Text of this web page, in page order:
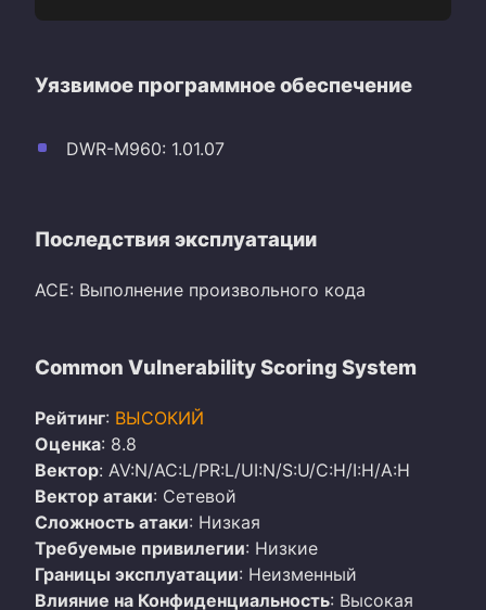
Уязвимое программное обеспечение
DWR-M960: 1.01.07
Последствия эксплуатации
ACE: Выполнение произвольного кода
Common Vulnerability Scoring System
Рейтинг: ВЫСОКИЙ
Оценка: 8.8
Вектор: AV:N/AC:L/PR:L/UI:N/S:U/C:H/I:H/A:H
Вектор атаки: Сетевой
Сложность атаки: Низкая
Требуемые привилегии: Низкие
Границы эксплуатации: Неизменный
Влияние на Конфиденциальность: Высокая